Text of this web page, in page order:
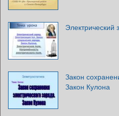
Электрический
Закон
Закон Кулона